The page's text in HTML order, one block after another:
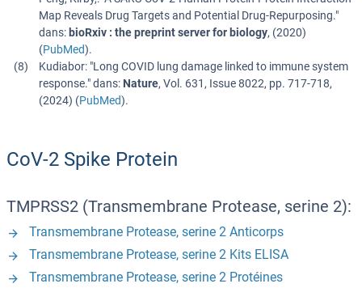
Map Reveals Drug Targets and Potential Drug-Repurposing."
dans: bioRxiv : the preprint server for biology, (2020)
(PubMed).
Kudiabor: "Long COVID lung damage linked to immune system
response." dans: Nature, Vol. 631 , Issue 8022, pp. 717-718,
(2024) (PubMed).
CoV-2 Spike Protein
TMPRSS2 (Transmembrane Protease, serine 2):
Transmembrane Protease, serine 2 Anticorps
Transmembrane Protease, serine 2 Kits ELISA
Transmembrane Protease, serine 2 Protéines